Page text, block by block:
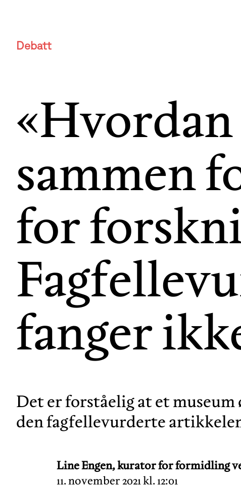
Debatt
sammen
for
fanger
Det er forståelig at et
den fagfellevurderte
Line Engen, kurator for formidling
11. november 2021 kl. 12:01